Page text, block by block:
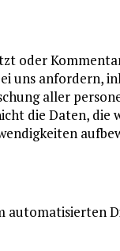
oder
uns anfordern,
aller
die Daten, die
automatisierten